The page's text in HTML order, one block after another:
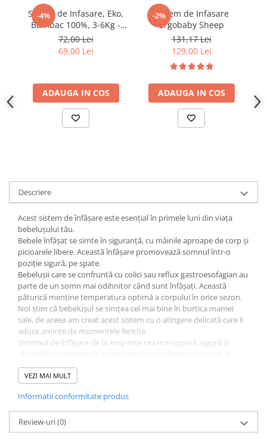
-4%
Sistem de Infasare, Eko,
Bumbac 100%, 3-6Kg -
Alb
72,00 Lei
69,00 Lei
ADAUGA IN COS
-2%
Sistem de Infasare
Ergobaby Sheep
131,17 Lei
129,00 Lei
ADAUGA IN COS
Descriere
Acest sistem de înfășare este esențial în primele luni din viața
bebelușului tău.
Bebele înfășat se simte în siguranță, cu mâinile aproape de corp și
picioarele libere. Această înfășare promovează somnul într-o
poziție sigură, pe spate.
Bebelușii care se confruntă cu colici sau reflux gastroesofagian au
parte de un somn mai odihnitor când sunt înfășați. Această
păturică menține temperatura optimă a corpului în orice sezon.
Noi știm că bebelușul se simțea cel mai bine în burtica mamei
sale, de aceea am creat acest sistem cu o atingere delicată care îi
aduce aminte de momentele fericite.
Sistemul de înfășare de la Amy este cea mai ușoară, sigură și
bebelușului pentru o perioadă cât mai lungă. A fost recomandat
atât de mame cât și de experți medicali datorită caracteristicilor
protecție și îmbrățișare de care are nevoie în primele luni din
viață. Am selectat cea mai bună calitate de bumbac, astfel că
produsul este extrem de moale și îi oferă bebelușului o senzație
plăcută în timpul somnului de după-amiază și seara.
VEZI MAI MULT
Informatii conformitate produs
Review-uri(0)